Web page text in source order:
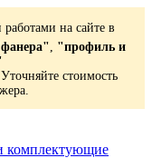
на сайте в
, "профиль и
стоимость
комплектующие